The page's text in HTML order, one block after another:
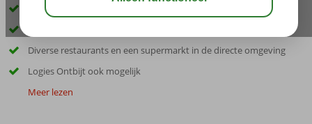
Goed vertoeven in één van de 4 zwembaden
Diverse restaurants en een supermarkt in de directe omgeving
Logies Ontbijt ook mogelijk
Meer lezen